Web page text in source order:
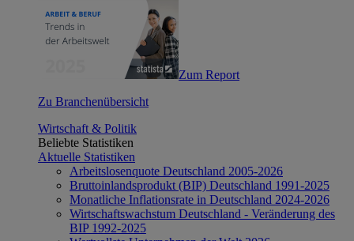
Zum Report
Zu Branchenübersicht
Wirtschaft & Politik
Beliebte Statistiken
Aktuelle Statistiken
Arbeitslosenquote Deutschland 2005-2026
Bruttoinlandsprodukt (BIP) Deutschland 1991-2025
Monatliche Inflationsrate in Deutschland 2024-2026
Wirtschaftswachstum Deutschland - Veränderung des
BIP 1992-2025